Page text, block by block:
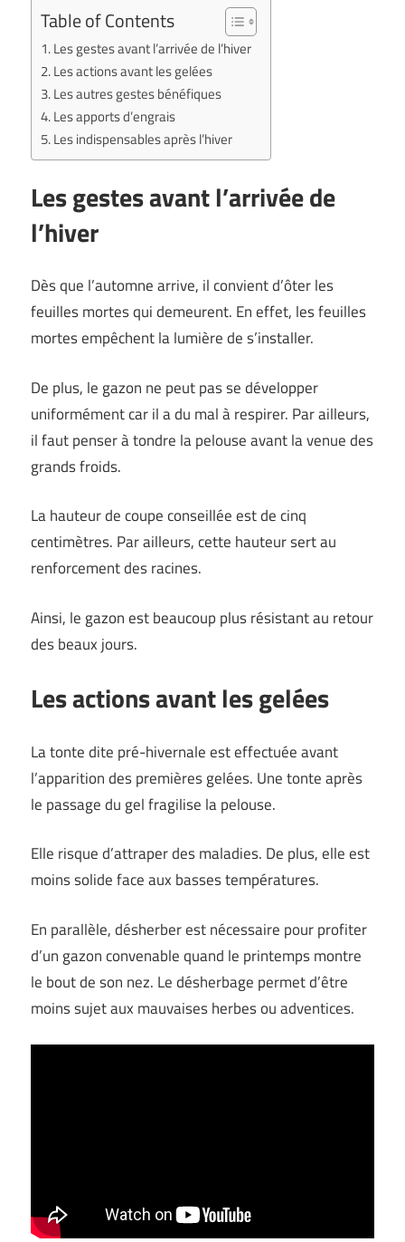
Table of Contents
Les gestes avant l’arrivée de l’hiver
Les actions avant les gelées
Les autres gestes bénéfiques
Les apports d’engrais
Les indispensables après l’hiver
Les gestes avant l’arrivée de
l’hiver
Dès que l’automne arrive, il convient d’ôter les
feuilles mortes qui demeurent. En effet, les feuilles
mortes empêchent la lumière de s’installer.
De plus, le gazon ne peut pas se développer
uniformément car il a du mal à respirer. Par ailleurs,
il faut penser à tondre la pelouse avant la venue des
grands froids.
La hauteur de coupe conseillée est de cinq
centimètres. Par ailleurs, cette hauteur sert au
renforcement des racines.
Ainsi, le gazon est beaucoup plus résistant au retour
des beaux jours.
Les actions avant les gelées
La tonte dite pré-hivernale est effectuée avant
l’apparition des premières gelées. Une tonte après
le passage du gel fragilise la pelouse.
Elle risque d’attraper des maladies. De plus, elle est
moins solide face aux basses températures.
En parallèle, désherber est nécessaire pour profiter
d’un gazon convenable quand le printemps montre
le bout de son nez. Le désherbage permet d’être
moins sujet aux mauvaises herbes ou adventices.